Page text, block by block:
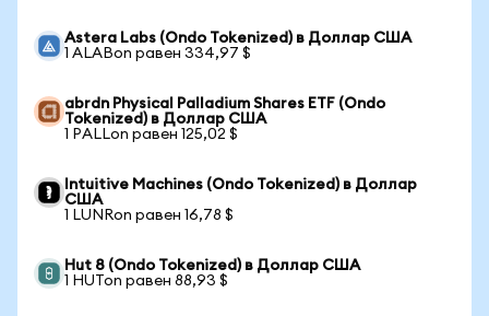
Astera Labs (Ondo Tokenized) в Доллар США
1 ALABon равен 334,97 $
abrdn Physical Palladium Shares ETF (Ondo
Tokenized) в Доллар США
1 PALLon равен 125,02 $
Intuitive Machines (Ondo Tokenized) в Доллар
США
1 LUNRon равен 16,78 $
Hut 8 (Ondo Tokenized) в Доллар США
1 HUTon равен 88,93 $